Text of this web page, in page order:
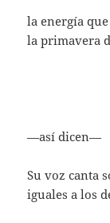
la energía
la primavera
—así dicen—
Su voz canta
iguales a los